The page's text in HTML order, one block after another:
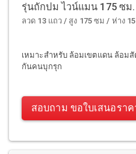
รุ่นถักปม ไวน์แมน 175 ซม.
ลวด 13 แถว / สูง 175 ซม / ห่าง
เหมาะสำหรับ ล้อมเขตแดน ล้อ
กันคนบุกรุก
สอบถาม ขอใบเสนอราค